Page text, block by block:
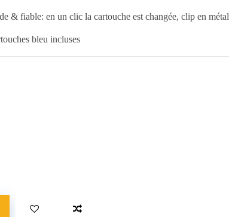
& fiable: en un clic la cartouche est changée, clip en métal
bleu incluses